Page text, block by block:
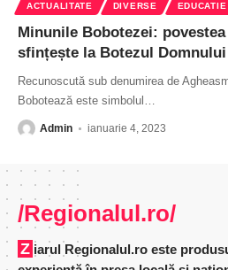
ACTUALITATE DIVERSE EDUCATIE
Minunile Bobotezei:
sfințește la Botezul Domnului
Recunoscută sub denumirea de
Bobotează este simbolul …
Admin ianuarie 4, 2023
/Regionalul.ro/
Ziarul Regionalul.ro este produsul unei echipe cu